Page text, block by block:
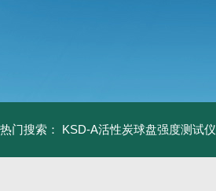
热门搜索： KSD-A活性炭球盘强度测试仪